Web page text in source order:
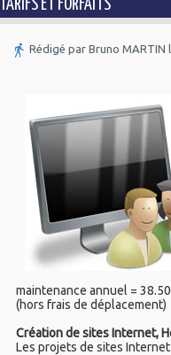
TARIFS ET FORFAITS
Rédigé par Bruno MARTIN
maintenance annuel =
(hors frais de déplacement)
Création de sites Internet,
Les projets de sites